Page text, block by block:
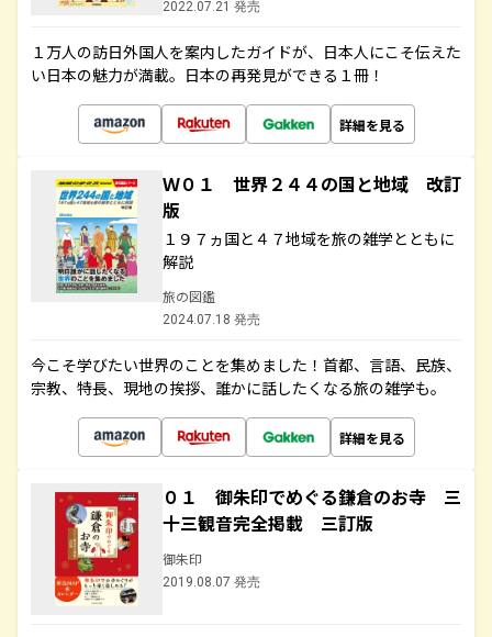
2022.07.21 発売
１万人の訪日外国人を案内したガイドが、日本人にこそ伝えた
い日本の魅力が満載。日本の再発見ができる１冊！
詳細を見る
Ｗ０１ 世界２４４の国と地域 改訂
版
１９７ヵ国と４７地域を旅の雑学とともに
解説
旅の図鑑
2024.07.18 発売
今こそ学びたい世界のことを集めました！首都、言語、民族、
宗教、特長、現地の挨拶、誰かに話したくなる旅の雑学も。
詳細を見る
０１ 御朱印でめぐる鎌倉のお寺 三
十三観音完全掲載 三訂版
御朱印
2019.08.07 発売